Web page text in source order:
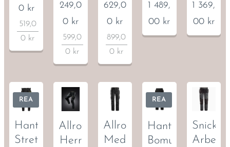
0kr
519,0
0 kr
249,0
0 kr
599,0
0kr
629,0
0 kr
899,0
0kr
1 489,
00 kr
1 369,
00kr
Hantverksbyxa
Stretch
REA
Allroundbyxa
Herr
Allroundbyxa
Med
Hantverksbyxa
Bomull
REA